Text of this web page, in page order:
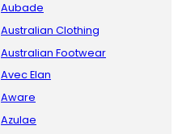
Aubade
Australian Clothing
Australian Footwear
Avec Elan
Aware
Azulae